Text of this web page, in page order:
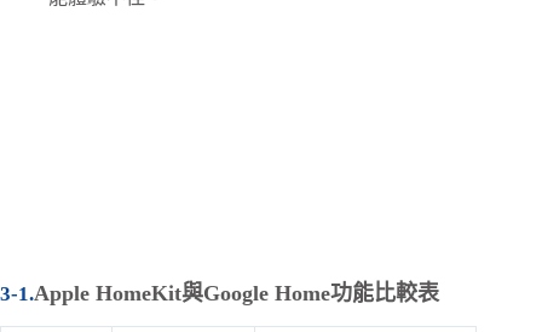
Apple HomeKit與Google Home功能比較表